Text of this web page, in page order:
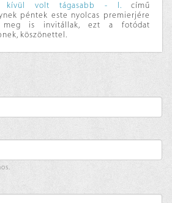
kívül volt tágasabb - I.című
péntek este nyolcas premierjére
meg is invitállak, ezt a fotódat
köszönettel.